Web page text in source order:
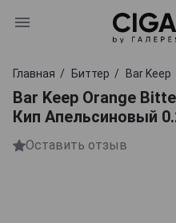
Главная Биттер Bar Keep
Bar Keep Orange
Кип Апельсиновый
Оставить отзыв